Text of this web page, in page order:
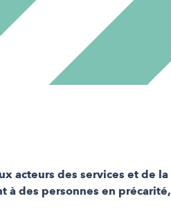
acteurs des services et de
à des personnes en